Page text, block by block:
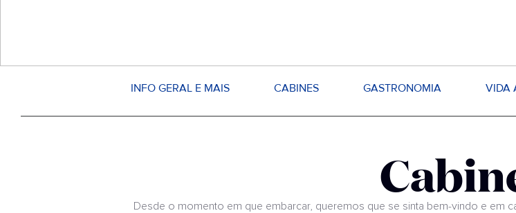
INFO GERAL E MAIS CABINES GASTRONOMIA VIDA
Desde o momento em que embarcar, queremos que se sinta bem-vindo e em